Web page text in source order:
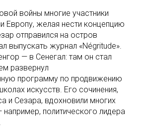
войны многие участники
Европу, желая нести концепцию
отправился на остров
выпускать журнал «Négritude».
— в Сенегал: там он стал
развернул
программу по продвижению
искусств. Его сочинения,
и Сезара, вдохновили многих
политического лидера